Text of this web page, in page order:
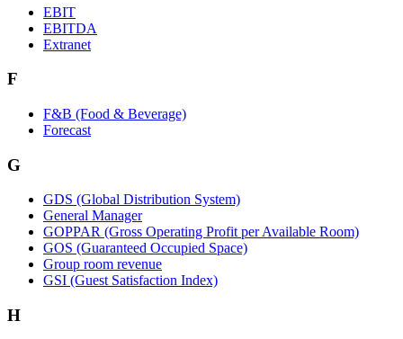
EBIT
EBITDA
Extranet
F
F&B (Food & Beverage)
Forecast
G
GDS (Global Distribution System)
General Manager
GOPPAR (Gross Operating Profit per Available Room)
GOS (Guaranteed Occupied Space)
Group room revenue
GSI (Guest Satisfaction Index)
H